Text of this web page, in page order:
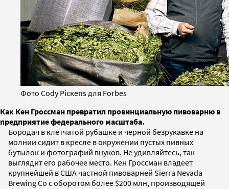
Фото Cody Рicкens для Forbes
Как Кен Гроссман превратил провинциальную пивоварню в
предприятие федерального масштаба.
Бородач в клетчатой рубашке и черной безрукавке на
молнии сидит в кресле в окружении пустых пивных
бутылок и фотографий внуков. Не удивляйтесь, так
выглядит его рабочее место. Кен Гроссман владеет
крупнейшей в США частной пивоварней Sierra Nevada
Brewing Co с оборотом более $200 млн, производящей